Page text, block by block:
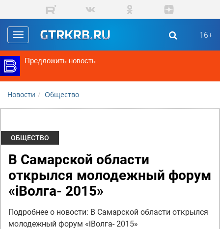
Перейти к основному содержанию
Toggle
navigation
16+
Предложить новость
Новости Общество
ОБЩЕСТВО
В Самарской области
открылся молодежный форум
«iВолга- 2015»
Подробнее о новости: В Самарской области открылся
молодежный форум «iВолга- 2015»